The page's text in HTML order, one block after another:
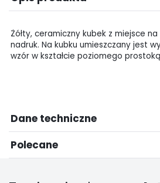
Żółty, ceramiczny kubek z miejsce
nadruk. Na kubku umieszczany jest
wzór w kształcie poziomego
Dane techniczne
Polecane